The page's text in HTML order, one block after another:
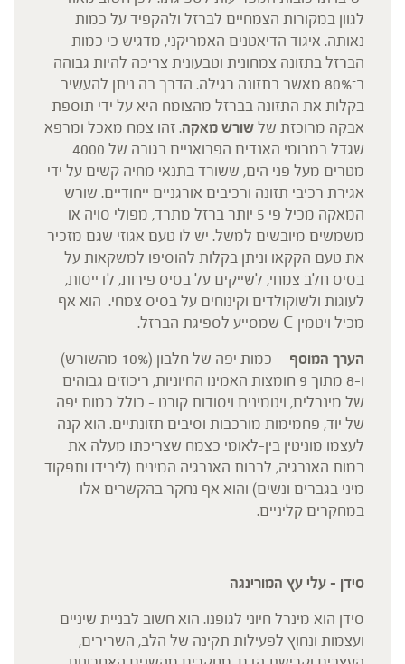
לגוון במקורות הצמחיים לברזל ולהקפיד על כמות
נאותה. איגוד הדיאטנים האמריקני, מדגיש כי כמות
הברזל בתזונה צמחונית וטבעונית צריכה להיות גבוהה
ב־80% מאשר בתזונה רגילה. הדרך בה ניתן להעשיר
בקלות את התזונה בברזל מהצומח היא על ידי תוספת
אבקה מרוכזת שלשורש מאקה. זהו צמח מאכל ומרפא
שגדל במרומי האנדים הפרואניים בגובה של 4000
מטרים מעל פני הים, ששורד בתנאי מחיה קשים על ידי
אגירת רכיבי תזונה ורכיבים אורגניים ייחודיים. שורש
המאקה מכיל פי 5 יותר ברזל מתרד, מפולי סויה או
משמשים מיובשים למשל. יש לו טעם אגוזי שגם מזכיר
את טעם הקקאו וניתן בקלות להוסיפו למשקאות על
בסיס חלב צמחי, לשייקים על בסיס פירות, לדייסות,
לעוגות ולשוקולדים וקינוחים על בסיס צמחי. הוא אף
מכיל ויטמין C שמסייע לספיגת הברזל.
הערך המוסף
– כמות יפה של חלבון (10% מהשורש)
ו-8 מתוך 9 חומצות האמינו החיוניות, ריכוזים גבוהים
של מינרלים, ויטמינים ויסודות קורט – כולל כמות יפה
של יוד, פחמימות מורכבות וסיבים תזונתיים. הוא קנה
לעצמו מוניטין בין-לאומי כצמח שצריכתו מעלה את
רמות האנרגיה, לרבות האנרגיה המינית (ליבידו ותפקוד
מיני בגברים ונשים) והוא אף נחקר בהקשרים אלו
במחקרים קליניים.
סידן – עלי עץ המורינגה
סידן הוא מינרל חיוני לגופנו. הוא חשוב לבניית שיניים
ועצמות ונחוץ לפעילות תקינה של הלב, השרירים,